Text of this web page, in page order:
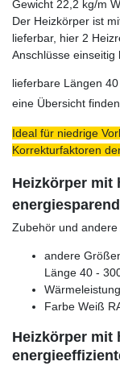
Gewicht 22,2 kg/m
Der Heizkörper ist
lieferbar, hier 2
Anschlüsse
lieferbare Längen
eine Übersicht
Ideal für niedrige
Korrekturfaktoren
Heizkörper mit
Zubehör und andere
andere
Länge 40 -
Farbe Weiß
Heizkörper mit